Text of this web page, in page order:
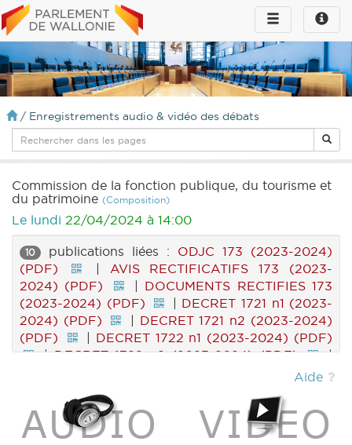
Toggle
infos
Toggle
navigation
/ Enregistrements audio & vidéo des débats
Commission de la fonction publique, du tourisme et
du patrimoine (Composition)
Le lundi 22/04/2024 à 14:00
10 publications liées : ODJC 173 (2023-2024)
(PDF)
| AVIS RECTIFICATIFS 173 (2023-
2024) (PDF)
| DOCUMENTS RECTIFIES 173
(2023-2024) (PDF)
| DECRET 1721 n1 (2023-
2024) (PDF)
| DECRET 1721 n2 (2023-2024)
(PDF)
| DECRET 1722 n1 (2023-2024) (PDF)
|DECRET 1722 n2 (2023-2024) (PDF)
|
CRIC 145
(PDF)
|
Aide